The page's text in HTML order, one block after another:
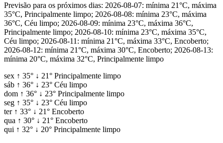
Previsão para os próximos dias: 2026-08-07: mínima 21°C, máxima
35°C, Principalmente limpo; 2026-08-08: mínima 23°C, máxima
36°C, Céu limpo; 2026-08-09: mínima 23°C, máxima 36°C,
Principalmente limpo; 2026-08-10: mínima 23°C, máxima 35°C,
Céu limpo; 2026-08-11: mínima 21°C, máxima 33°C, Encoberto;
2026-08-12: mínima 21°C, máxima 30°C, Encoberto; 2026-08-13:
mínima 20°C, máxima 32°C, Principalmente limpo
sex ↑ 35° ↓ 21° Principalmente limpo
sáb ↑ 36° ↓ 23° Céu limpo
dom ↑ 36° ↓ 23° Principalmente limpo
seg ↑ 35° ↓ 23° Céu limpo
ter ↑ 33° ↓ 21° Encoberto
qua ↑ 30° ↓ 21° Encoberto
qui ↑ 32° ↓ 20° Principalmente limpo